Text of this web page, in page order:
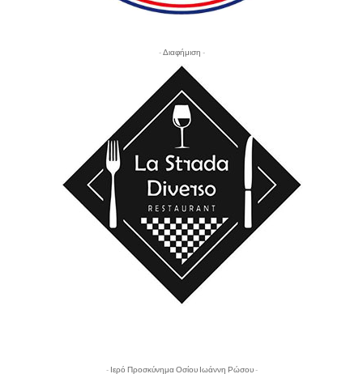
- Διαφήμιση -
- Ιερό Προσκύνημα Οσίου Ιωάννη Ρώσου -